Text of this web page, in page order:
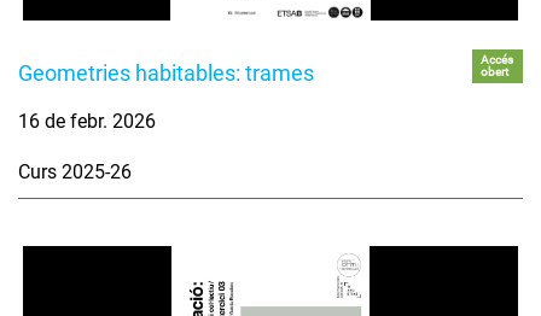
Geometries habitables: trames
Accés
obert
16 de febr. 2026
Curs 2025-26